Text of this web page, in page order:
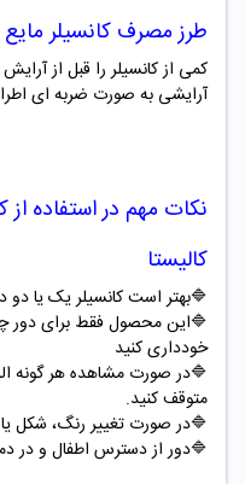
طرز مصرفکانسیلر
کمی از کانسیلر را قبل از
آرایشی به صورت ضربه ای
نکات مهم در استفاده از
کالیستا
🔷بهتر است کانسیلر یک یا دو
🔷این محصول فقط برای دور
خودداری کنید
🔷در صورت مشاهده هر
متوقف کنید.
🔷در صورت تغییر رنگ، شکل
🔷دور از دسترس اطفال و در